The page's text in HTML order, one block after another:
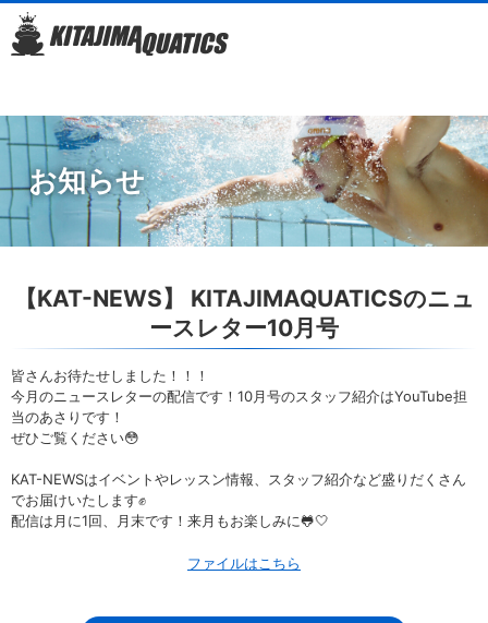
お知らせ
【KAT-NEWS】 KITAJIMAQUATICSのニュ
ースレター10月号
皆さんお待たせしました！！！
今月のニュースレターの配信です！10月号のスタッフ紹介はYouTube担
当のあさりです！
ぜひご覧ください😳
KAT-NEWSはイベントやレッスン情報、スタッフ紹介など盛りだくさん
でお届けいたします✊
配信は月に1回、月末です！来月もお楽しみに🐸🤍
ファイルはこちら